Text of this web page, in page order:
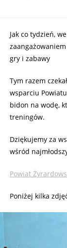
Jak co tydzień,
gry i zabawy
Tym razem
wsparciu
bidon na wodę,
treningów.
Dziękujemy za
wśród
Powiat
Poniżej kilka